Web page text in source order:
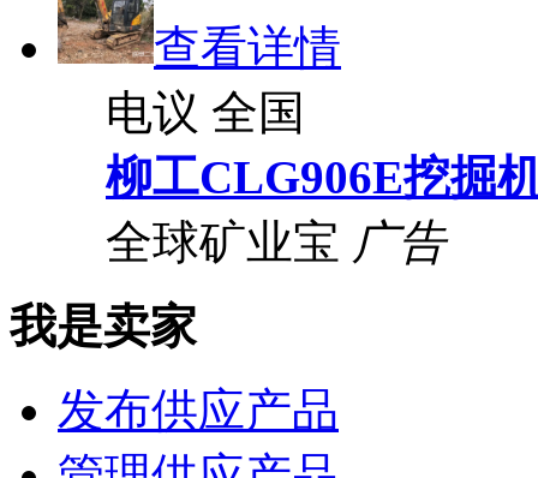
查看详情
电议 全国
柳工CLG906E挖掘
全球矿业宝 广告
我是卖家
发布供应产品